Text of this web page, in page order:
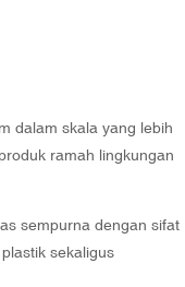
dalam skala yang lebih
ramah lingkungan
sempurna dengan sifat
sekaligus